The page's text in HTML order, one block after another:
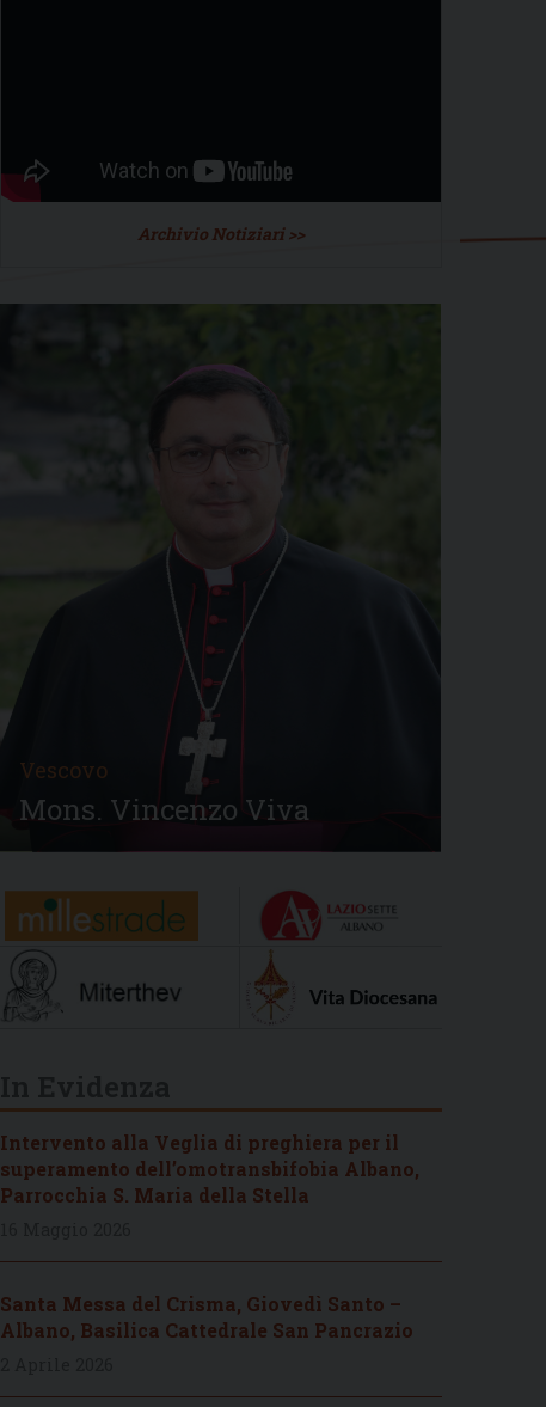
Archivio Notiziari >>
Vescovo
Mons. Vincenzo Viva
Intervento alla Veglia di preghiera per il
superamento dell’omotransbifobia Albano,
Parrocchia S. Maria della Stella
Santa Messa del Crisma, Giovedì Santo –
Albano, Basilica Cattedrale San Pancrazio